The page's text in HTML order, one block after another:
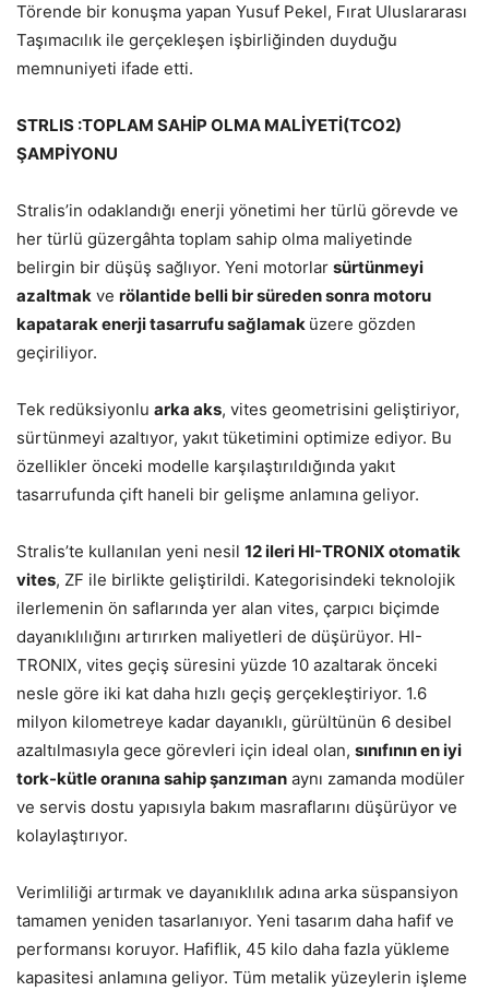
Törende bir konuşma yapan Yusuf Pekel, Fırat Uluslararası
Taşımacılık ile gerçekleşen işbirliğinden duyduğu
memnuniyeti ifade etti.
STRLIS :TOPLAM SAHİP OLMA MALİYETİ(TCO2)
ŞAMPİYONU
Stralis’in odaklandığı enerji yönetimi her türlü görevde ve
her türlü güzergâhta toplam sahip olma maliyetinde
belirgin bir düşüş sağlıyor. Yeni motorlar sürtünmeyi
azaltmak ve rölantide belli bir süreden sonra motoru
kapatarak enerji tasarrufu sağlamak üzere gözden
geçiriliyor.
Tek redüksiyonlu arka aks, vites geometrisini geliştiriyor,
sürtünmeyi azaltıyor, yakıt tüketimini optimize ediyor. Bu
özellikler önceki modelle karşılaştırıldığında yakıt
tasarrufunda çift haneli bir gelişme anlamına geliyor.
Stralis’te kullanılan yeni nesil 12 ileri HI-TRONIX otomatik
vites, ZF ile birlikte geliştirildi. Kategorisindeki teknolojik
ilerlemenin ön saflarında yer alan vites, çarpıcı biçimde
dayanıklılığını artırırken maliyetleri de düşürüyor. HI-
TRONIX, vites geçiş süresini yüzde 10 azaltarak önceki
nesle göre iki kat daha hızlı geçiş gerçekleştiriyor. 1.6
milyon kilometreye kadar dayanıklı, gürültünün 6 desibel
azaltılmasıyla gece görevleri için ideal olan, sınıfının eniyi
tork-kütle oranına sahip şanzıman aynı zamanda modüler
ve servis dostu yapısıyla bakım masraflarını düşürüyor ve
kolaylaştırıyor.
Verimliliği artırmak ve dayanıklılık adına arka süspansiyon
tamamen yeniden tasarlanıyor. Yeni tasarım daha hafif ve
performansı koruyor. Hafiflik, 45 kilo daha fazla yükleme
kapasitesi anlamına geliyor. Tüm metalik yüzeylerin işleme